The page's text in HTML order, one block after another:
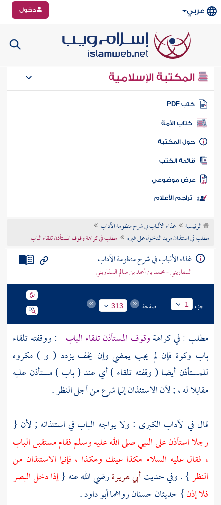
عربي دخول
المكتبة الإسلامية
كتب PDF
كتاب الأمة
المكتبة
الكتب
موضوعي
تراجم الأعلام
الرئيسية
غذاء الألباب في شرح منظومة الآداب
مطلب في استئذان مريد الدخول على غيره
مطلب في كراهة وقوف المستأذن تلقاء الباب
غذاء الألباب في شرح منظومة الآداب
السفاريني - محمد بن أحمد بن سالم السفاريني
جزء 1 صفحة 313
مطلب : في كراهةوقوف المستأذن تلقاء الباب : ووقفته تلقاء
باب وكوة فإن لم يجب يمضي وإن يخف يزدد ( و ) مكروه
للمستأذن أيضا ( وقفته تلقاء ) أي عند ( باب ) مستأذن عليه
مقابلا له ، ; لأن الاستئذان إنما شرع من أجل النظر .
قال في الآداب الكبرى : ولا يواجه الباب في استئذانه ; لأن {
رجلا استأذن على النبي صلى الله عليه وسلم فقام مستقبل الباب
، فقال عليه السلام هكذا عينك وهكذا ، فإنما الاستئذان من
النظر} . وفي حديثأبي هريرةرضي الله عنه {إذا دخل البصر
فلا إذن} حديثان حسنان رواهماأبو داود.